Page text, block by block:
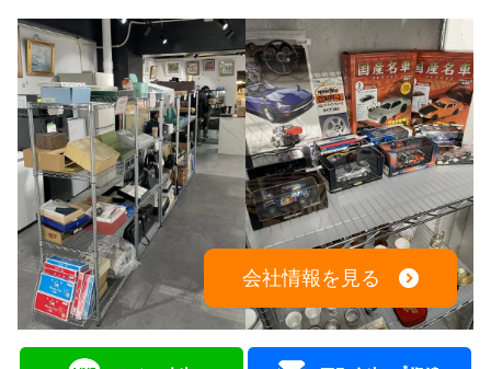
会社情報を見る